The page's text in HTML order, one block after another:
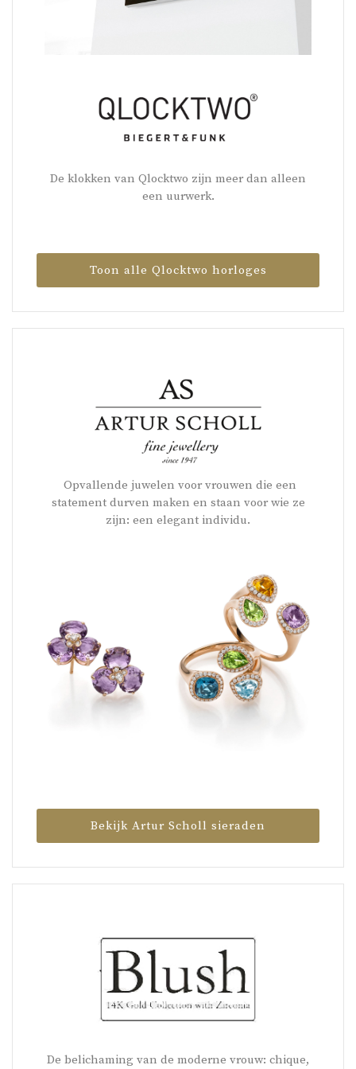
De klokken van Qlocktwo zijn meer dan alleen
een uurwerk.
Toon alle Qlocktwo horloges
Opvallende juwelen voor vrouwen die een
statement durven maken en staan voor wie ze
zijn: een elegant individu.
Bekijk Artur Scholl sieraden
De belichaming van de moderne vrouw: chique,